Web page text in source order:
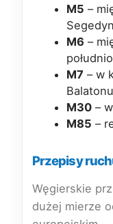
M5 –
M6 –
M7 – w
M30–
M85 –
Przepisy
Węgierskie
dużej mierze